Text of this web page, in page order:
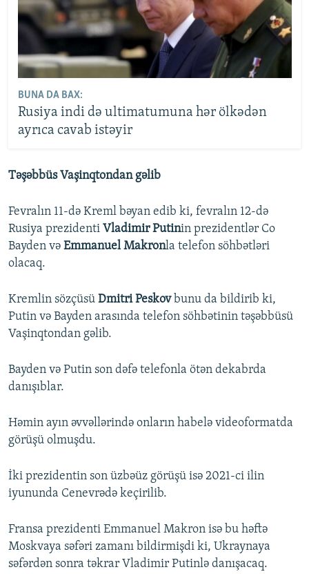
BUNA DA BAX:
Rusiya indi də ultimatumuna hər ölkədən
ayrıca cavab istəyir
Təşəbbüs Vaşinqtondan gəlib
Fevralın 11-də Kreml bəyan edib ki, fevralın 12-də
Rusiya prezidenti Vladimir Putinin prezidentlər Co
Bayden və Emmanuel Makronla telefon söhbətləri
olacaq.
Kremlin sözçüsü Dmitri Peskovbunu da bildirib ki,
Putin və Bayden arasında telefon söhbətinin təşəbbüsü
Vaşinqtondan gəlib.
Bayden və Putin son dəfə telefonla ötən dekabrda
danışıblar.
Həmin ayın əvvəllərində onların habelə videoformatda
görüşü olmuşdu.
İki prezidentin son üzbəüz görüşü isə 2021-ci ilin
iyununda Cenevrədə keçirilib.
Fransa prezidenti Emmanuel Makron isə bu həftə
Moskvaya səfəri zamanı bildirmişdi ki, Ukraynaya
səfərdən sonra təkrar Vladimir Putinlə danışacaq.